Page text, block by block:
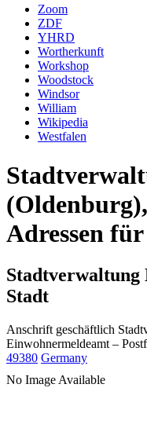
Zoom
ZDF
YHRD
Wortherkunft
Workshop
Woodstock
Windsor
William
Wikipedia
Westfalen
Adressen
Stadtverwaltung
Stadt
Anschrift geschäftlich
Einwohnermeldeamt –
49380 Germany
No Image Available